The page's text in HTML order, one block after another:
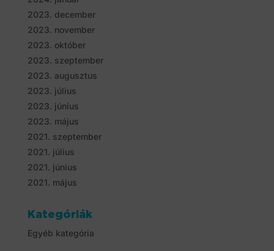
2023. december
2023. november
2023. október
2023. szeptember
2023. augusztus
2023. július
2023. június
2023. május
2021. szeptember
2021. július
2021. június
2021. május
Kategóriák
Egyéb kategória